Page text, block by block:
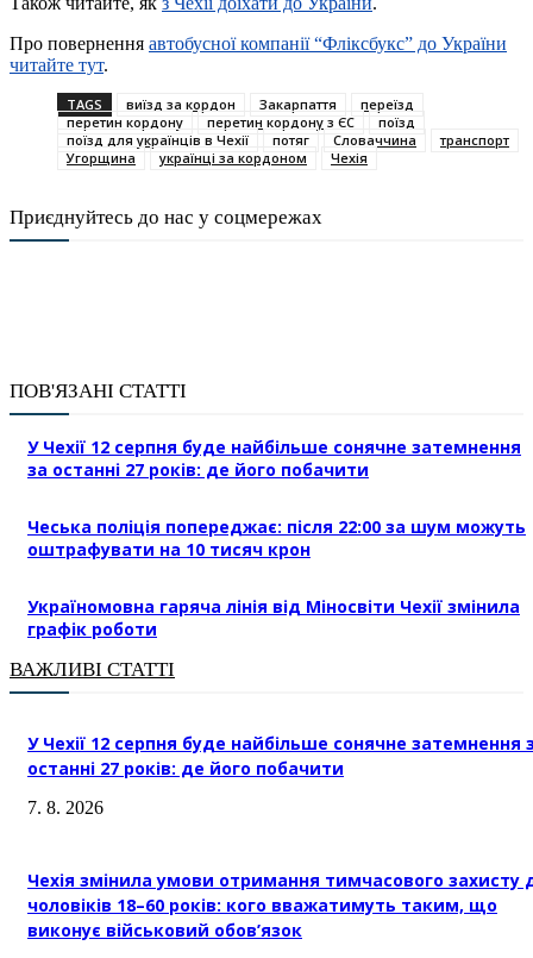
Про повернення автобусної компанії “Фліксбукс” до України
читайте тут.
TAGS виїзд за кордон Закарпаття
переїзд
перетин кордону
перетин кордону з ЄС
поїзд
поїзд для українців в Чехії
потяг Словаччина
транспорт
Угорщина
українці за кордоном Чехія
Приєднуйтесь до нас у соцмережах
ПОВ'ЯЗАНІ СТАТТІ
У Чехії 12 серпня буде найбільше сонячне затемнення
за останні 27 років: де його побачити
Чеська поліція попереджає: після 22:00 за шум можуть
оштрафувати на 10 тисяч крон
Україномовна гаряча лінія від Міносвіти Чехії змінила
графік роботи
ВАЖЛИВІ СТАТТІ
У Чехії 12 серпня буде найбільше сонячне затемнення
останні 27 років: де його побачити
7. 8. 2026
Чехія змінила умови отримання тимчасового захисту
чоловіків 18–60 років: кого вважатимуть таким, що
виконує військовий обов’язок